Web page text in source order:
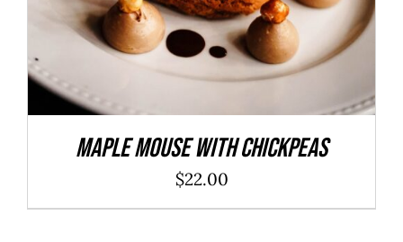
Maple Mouse With Chickpeas
$22.00